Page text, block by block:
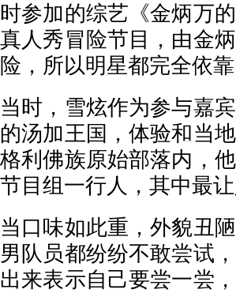
时参加的综艺《金炳万
真人秀冒险节目，由金
险，所以明星都完全依
当时，雪炫作为参与嘉
的汤加王国，体验和当
格利佛族原始部落内，
节目组一行人，其中最
当口味如此重，外貌丑
男队员都纷纷不敢尝试
出来表示自己要尝一尝